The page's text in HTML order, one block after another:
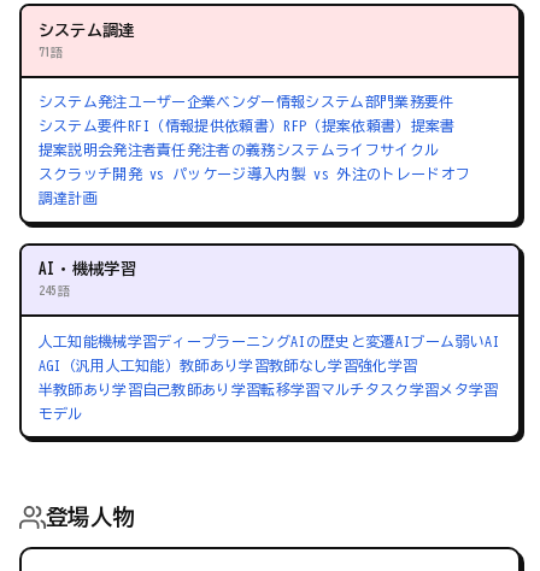
システム調達
71語
システム発注 ユーザー企業ベンダー情報システム部門業務要件
システム要件 RFI（情報提供依頼書） RFP（提案依頼書） 提案書
提案説明会発注者責任発注者の義務システムライフサイクル
スクラッチ開発 vs パッケージ導入 内製 vs 外注のトレードオフ
調達計画
AI・機械学習
245語
人工知能機械学習ディープラーニングAIの歴史と変遷AIブーム 弱いAI
AGI（汎用人工知能）教師あり学習教師なし学習強化学習
半教師あり学習自己教師あり学習転移学習マルチタスク学習メタ学習
モデル
登場人物